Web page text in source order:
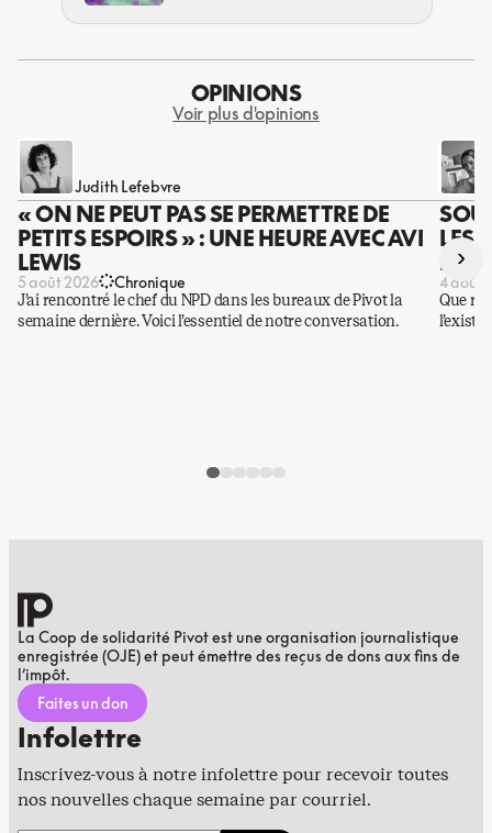
OPINIONS
Voir plus d'opinions
Judith Lefebvre
« ON NE PEUT PAS SE PERMETTRE DE
PETITS ESPOIRS » : UNE HEURE AVEC AVI
LEWIS
5 août 2026 Chronique
J’ai rencontré le chef du NPD dans les bureaux de Pivot la
semaine dernière. Voici l’essentiel de notre conversation.
LES
DES
4 août
Que
›
La Coop de solidarité Pivot est une organisation journalistique
enregistrée (OJE) et peut émettre des reçus de dons aux fins de
l’impôt.
Faites un don
Infolettre
Inscrivez-vous à notre infolettre pour recevoir toutes
nos nouvelles chaque semaine par courriel.